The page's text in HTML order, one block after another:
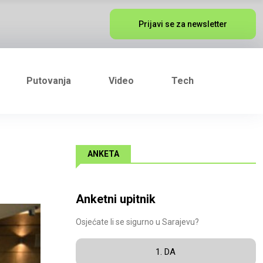
Prijavi se za newsletter
Putovanja Video Tech
ANKETA
Anketni upitnik
Osjećate li se sigurno u Sarajevu?
1. DA